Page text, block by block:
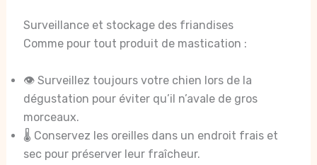
Surveillance et stockage des friandises
Comme pour tout produit de mastication :
👁️ Surveillez toujours votre chien lors de la
dégustation pour éviter qu’il n’avale de gros
morceaux.
🌡️ Conservez les oreilles dans un endroit frais et
sec pour préserver leur fraîcheur.